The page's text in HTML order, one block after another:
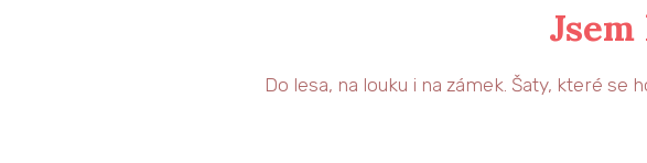
Do lesa, na louku i na zámek. Šaty, které se